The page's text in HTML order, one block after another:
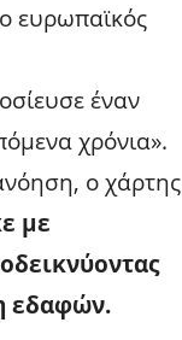
ευρωπαϊκός
έναν
χρόνια».
ο χάρτης
με
εδαφών.